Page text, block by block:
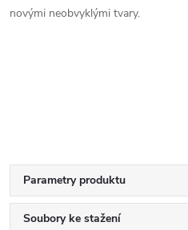
novými neobvyklými tvary.
Parametry produktu
Soubory ke stažení